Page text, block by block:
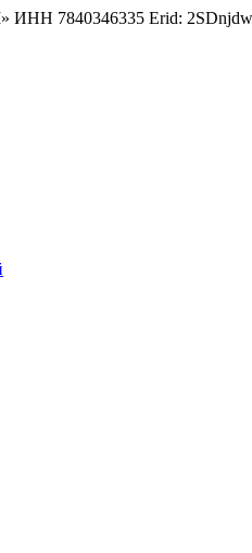
ИНН 7840346335 Erid: